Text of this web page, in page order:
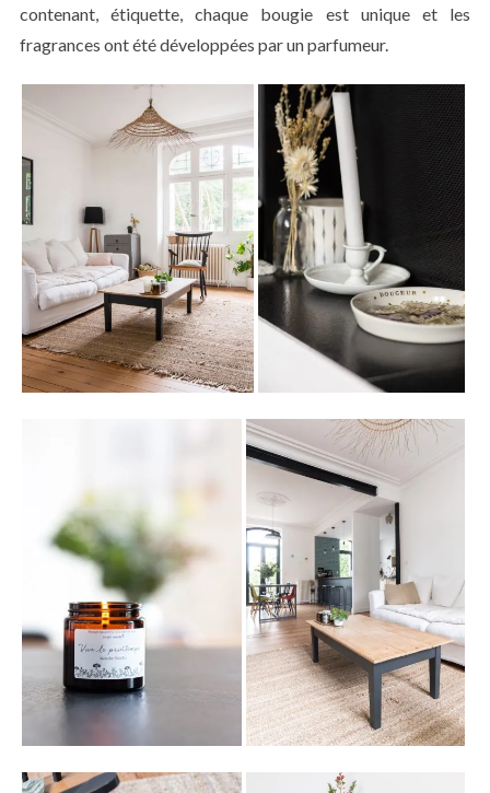
contenant, étiquette, chaque bougie est unique et les
fragrances ont été développées par un parfumeur.